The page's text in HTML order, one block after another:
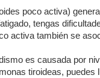
poco activa)
tengas
activa también se
es causada por
tiroideas,